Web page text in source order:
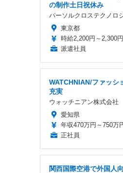
の制作土日祝休み
パーソルクロステクノロ
東京都
時給2,200円～2,300円
派遣社員
WATCHNIAN/ファッシ
充実
ウォッチニアン株式会社
愛知県
年収470万円～750万
正社員
関西国際空港で外国人